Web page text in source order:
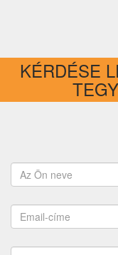
KÉRDÉSE